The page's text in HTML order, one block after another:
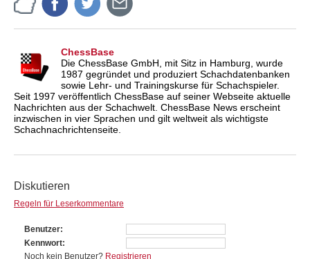
ChessBase
Die ChessBase GmbH, mit Sitz in Hamburg, wurde
1987 gegründet und produziert Schachdatenbanken
sowie Lehr- und Trainingskurse für Schachspieler.
Seit 1997 veröffentlich ChessBase auf seiner Webseite aktuelle
Nachrichten aus der Schachwelt. ChessBase News erscheint
inzwischen in vier Sprachen und gilt weltweit als wichtigste
Schachnachrichtenseite.
Diskutieren
Regeln für Leserkommentare
Benutzer
Kennwort
Noch kein Benutzer? Registrieren